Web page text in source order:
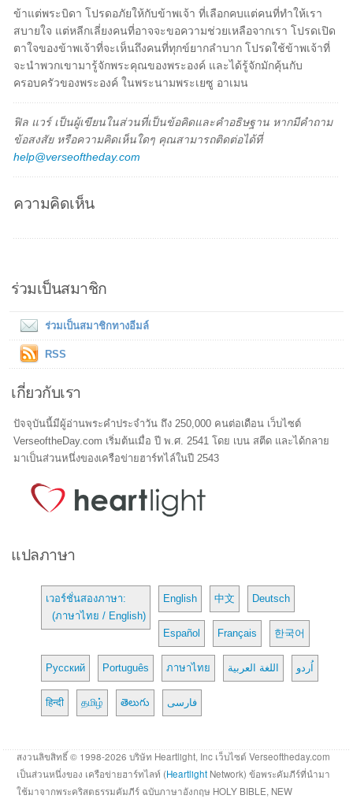
ข้าแต่พระบิดา โปรดอภัยให้กับข้าพเจ้า ที่เลือกคบแต่คนที่ทำให้เรา
สบายใจ แต่หลีกเลี่ยงคนที่อาจจะขอความช่วยเหลือจากเรา โปรดเปิด
ตาใจของข้าพเจ้าที่จะเห็นถึงคนที่ทุกข์ยากลำบาก โปรดใช้ข้าพเจ้าที่
จะนำพวกเขามารู้จักพระคุณของพระองค์ และได้รู้จักมักคุ้นกับ
ครอบครัวของพระองค์ ในพระนามพระเยซู อาเมน
ฟิล แวร์ เป็นผู้เขียนในส่วนที่เป็นข้อคิดและคำอธิษฐาน หากมีคำถาม
ข้อสงสัย หรือความคิดเห็นใดๆ คุณสามารถติดต่อได้ที่
help@verseoftheday.com
ความคิดเห็น
ร่วมเป็นสมาชิก
ร่วมเป็นสมาชิกทางอีมล์
RSS
เกี่ยวกับเรา
ปัจจุบันนี้มีผู้อ่านพระคำประจำวัน ถึง 250,000 คนต่อเดือน เว็บไซต์
VerseoftheDay.com เริ่มต้นเมื่อ ปี พ.ศ. 2541 โดย เบน สตีด และได้กลาย
มาเป็นส่วนหนึ่งของเครือข่ายฮาร์ทไล์ในปี 2543
แปลภาษา
เวอร์ชั่นสองภาษา:
(ภาษาไทย / English)
English 中文 Deutsch
Español Français 한국어
Русский Português ภาษาไทย اللغة العربية اُردو
हिन्दी தமிழ் తెలుగు فارسی
สงวนลิขสิทธิ์ © 1998-2026 บริษัท Heartlight, Inc เว็บไซต์ Verseoftheday.com
เป็นส่วนหนึ่งของ เครือข่ายฮาร์ทไลท์ (Heartlight Network) ข้อพระคัมภีร์ที่นำมา
ใช้มาจากพระคริสตธรรมคัมภีร์ ฉบับภาษาอังกฤษ HOLY BIBLE, NEW